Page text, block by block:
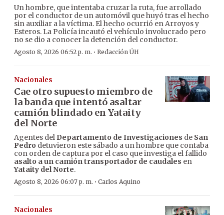
Un hombre, que intentaba cruzar la ruta, fue arrollado
por el conductor de un automóvil que huyó tras el hecho
sin auxiliar a la víctima. El hecho ocurrió en Arroyos y
Esteros. La Policía incautó el vehículo involucrado pero
no se dio a conocer la detención del conductor.
Agosto 8, 2026 06:52 p. m. · Redacción ÚH
Nacionales
Cae otro supuesto miembro de
la banda que intentó asaltar
camión blindado en Yataity
del Norte
Agentes del Departamento de Investigaciones de San
Pedro detuvieron este sábado a un hombre que contaba
con orden de captura por el caso que investiga el fallido
asalto a un camión transportador de caudales en
Yataity del Norte.
Agosto 8, 2026 06:07 p. m. · Carlos Aquino
Nacionales